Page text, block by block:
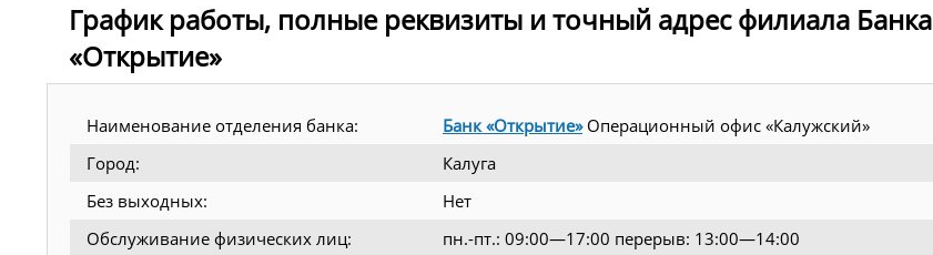
График работы, полные реквизиты и точный адрес филиала Банка
«Открытие»
Наименование отделения банка: Банк «Открытие»Операционный офис «Калужский»
Город:
Калуга
Без выходных:
Нет
Обслуживание физических лиц:
пн.-пт.: 09:00—17:00 перерыв: 13:00—14:00